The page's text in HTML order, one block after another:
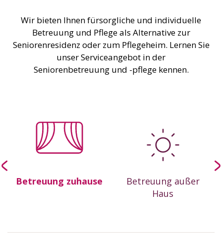
Wir bieten Ihnen fürsorgliche und individuelle
Betreuung und Pflege als Alternative zur
Seniorenresidenz oder zum Pflegeheim. Lernen Sie
unser Serviceangebot in der
Seniorenbetreuung und -pflege kennen.
Betreuung zuhause
Betreuung außer
Haus